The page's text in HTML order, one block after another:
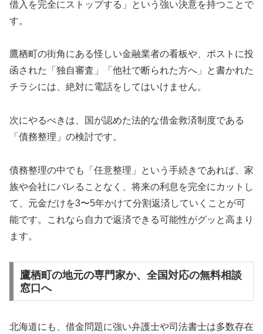
借入を完全にストップする」という強い決意を持つことで
す。
鷹栖町の街角にある怪しい金融業者の看板や、ポストに投
函された「独自審査」「他社で断られた方へ」と書かれた
チラシには、絶対に電話をしてはいけません。
次にやるべきは、国が認めた法的な借金救済制度である
「債務整理」の検討です。
債務整理の中でも「任意整理」という手続きであれば、家
族や会社にバレることなく、将来の利息を完全にカットし
て、元金だけを3〜5年かけて分割返済していくことが可
能です。これなら自力で返済できる可能性がグッと高まり
ます。
鷹栖町の地元の専門家か、全国対応の無料相談
窓口へ
北海道にも、借金問題に強い弁護士や司法書士は多数存在